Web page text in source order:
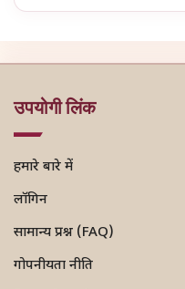
उपयोगी लिंक
हमारे बारे में
लॉगिन
सामान्य प्रश्न (FAQ)
गोपनीयता नीति